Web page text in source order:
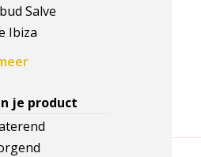
Striplac 2025
je nu in voor Beauty News
Salve
Ibiza
je product